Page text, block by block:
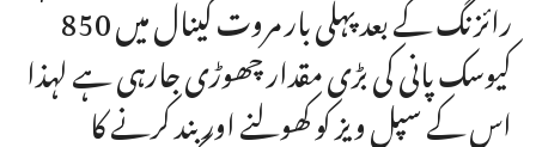
رائزنگ کے بعد پہلی بار مروت کینال میں 850
کیوسک پانی کی بڑی مقدار چھوڑی جارہی ہے لہذا
اس کے سپل ویز کو کھولنے اور بند کرنے کا